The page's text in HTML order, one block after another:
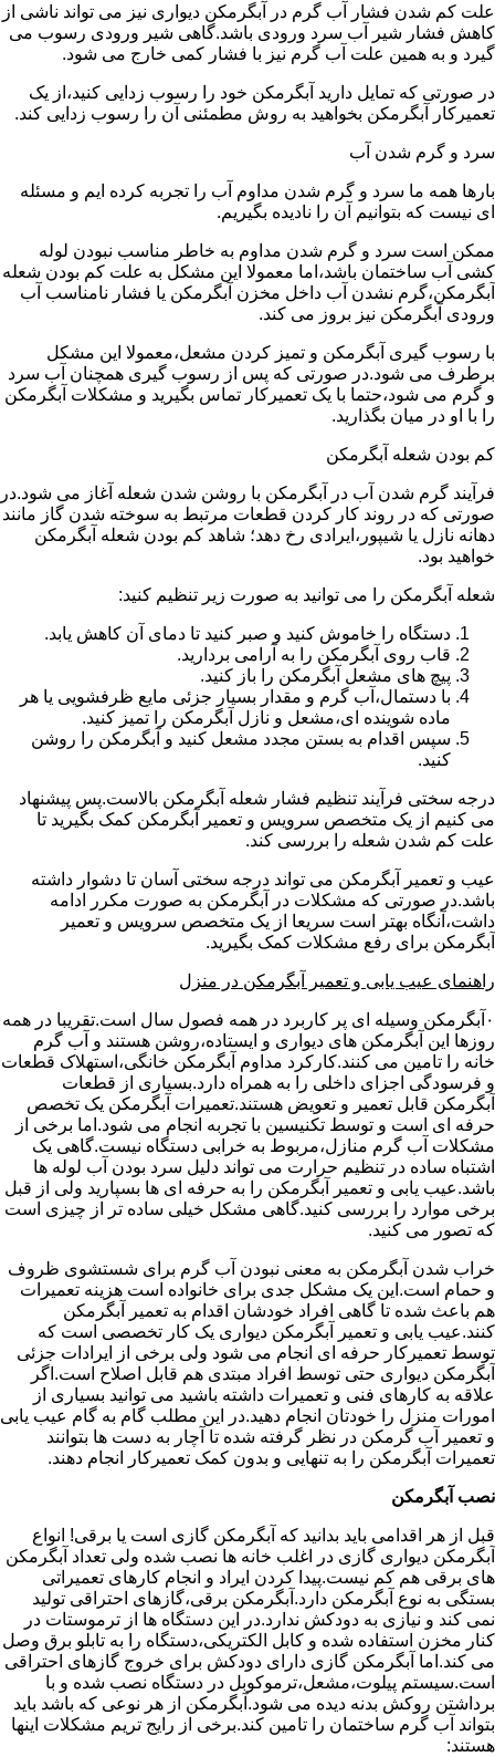
علت کم شدن فشار آب گرم در آبگرمکن دیواری نیز می تواند ناشی از
کاهش فشار شیر آب سرد ورودی باشد.گاهی شیر ورودی رسوب می
گیرد و به همین علت آب گرم نیز با فشار کمی خارج می شود.
در صورتی که تمایل دارید آبگرمکن خود را رسوب زدایی کنید،از یک
تعمیرکار آبگرمکن بخواهید به روش مطمئنی آن را رسوب زدایی کند.
سرد و گرم شدن آب
بارها همه ما سرد و گرم شدن مداوم آب را تجربه کرده ایم و مسئله
ای نیست که بتوانیم آن را نادیده بگیریم.
ممکن است سرد و گرم شدن مداوم به خاطر مناسب نبودن لوله
کشی آب ساختمان باشد،اما معمولا این مشکل به علت کم بودن شعله
آبگرمکن،گرم نشدن آب داخل مخزن آبگرمکن یا فشار نامناسب آب
ورودی آبگرمکن نیز بروز می کند.
با رسوب گیری آبگرمکن و تمیز کردن مشعل،معمولا این مشکل
برطرف می شود.در صورتی که پس از رسوب گیری همچنان آب سرد
و گرم می شود،حتما با یک تعمیرکار تماس بگیرید و مشکلات آبگرمکن
را با او در میان بگذارید.
کم بودن شعله آبگرمکن
فرآیند گرم شدن آب در آبگرمکن با روشن شدن شعله آغاز می شود.در
صورتی که در روند کار کردن قطعات مرتبط به سوخته شدن گاز مانند
دهانه نازل یا شیپور،ایرادی رخ دهد؛ شاهد کم بودن شعله آبگرمکن
خواهید بود.
شعله آبگرمکن را می توانید به صورت زیر تنظیم کنید:
دستگاه را خاموش کنید و صبر کنید تا دمای آن کاهش یابد.
قاب روی آبگرمکن را به آرامی بردارید.
پیچ های مشعل آبگرمکن را باز کنید.
با دستمال،آب گرم و مقدار بسیار جزئی مایع ظرفشویی یا هر
ماده شوینده ای،مشعل و نازل آبگرمکن را تمیز کنید.
سپس اقدام به بستن مجدد مشعل کنید و آبگرمکن را روشن
کنید.
درجه سختی فرآیند تنظیم فشار شعله آبگرمکن بالاست.پس پیشنهاد
می کنیم از یک متخصص سرویس و تعمیر آبگرمکن کمک بگیرید تا
علت کم شدن شعله را بررسی کند.
عیب و تعمیر آبگرمکن می تواند درجه سختی آسان تا دشوار داشته
باشد.در صورتی که مشکلات در آبگرمکن به صورت مکرر ادامه
داشت،آنگاه بهتر است سریعا از یک متخصص سرویس و تعمیر
آبگرمکن برای رفع مشکلات کمک بگیرید.
راهنمای عیب یابی و تعمیر آبگرمکن در منزل
۰آبگرمکن وسیله ای پر کاربرد در همه فصول سال است.تقریبا در همه
روزها این آبگرمکن های دیواری و ایستاده،روشن هستند و آب گرم
خانه را تامین می کنند.کارکرد مداوم آبگرمکن خانگی،استهلاک قطعات
و فرسودگی اجزای داخلی را به همراه دارد.بسیاری از قطعات
آبگرمکن قابل تعمیر و تعویض هستند.تعمیرات آبگرمکن یک تخصص
حرفه ای است و توسط تکنیسین با تجربه انجام می شود.اما برخی از
مشکلات آب گرم منازل،مربوط به خرابی دستگاه نیست.گاهی یک
اشتباه ساده در تنظیم حرارت می تواند دلیل سرد بودن آب لوله ها
باشد.عیب یابی و تعمیر آبگرمکن را به حرفه ای ها بسپارید ولی از قبل
برخی موارد را بررسی کنید.گاهی مشکل خیلی ساده تر از چیزی است
که تصور می کنید.
خراب شدن آبگرمکن به معنی نبودن آب گرم برای شستشوی ظروف
و حمام است.این یک مشکل جدی برای خانواده است هزینه تعمیرات
هم باعث شده تا گاهی افراد خودشان اقدام به تعمیر آبگرمکن
کنند.عیب یابی و تعمیر آبگرمکن دیواری یک کار تخصصی است که
توسط تعمیرکار حرفه ای انجام می شود ولی برخی از ایرادات جزئی
آبگرمکن دیواری حتی توسط افراد مبتدی هم قابل اصلاح است.اگر
علاقه به کارهای فنی و تعمیرات داشته باشید می توانید بسیاری از
امورات منزل را خودتان انجام دهید.در این مطلب گام به گام عیب یابی
و تعمیر آب گرمکن در نظر گرفته شده تا آچار به دست ها بتوانند
تعمیرات آبگرمکن را به تنهایی و بدون کمک تعمیرکار انجام دهند.
نصب آبگرمکن
قبل از هر اقدامی باید بدانید که آبگرمکن گازی است یا برقی! انواع
آبگرمکن دیواری گازی در اغلب خانه ها نصب شده ولی تعداد آبگرمکن
های برقی هم کم نیست.پیدا کردن ایراد و انجام کارهای تعمیراتی
بستگی به نوع آبگرمکن دارد.آبگرمکن برقی،گازهای احتراقی تولید
نمی کند و نیازی به دودکش ندارد.در این دستگاه ها از ترموستات در
کنار مخزن استفاده شده و کابل الکتریکی،دستگاه را به تابلو برق وصل
می کند.اما آبگرمکن گازی دارای دودکش برای خروج گازهای احتراقی
است.سیستم پیلوت،مشعل،ترموکوبل در دستگاه نصب شده و با
برداشتن روکش بدنه دیده می شود.آبگرمکن از هر نوعی که باشد باید
بتواند آب گرم ساختمان را تامین کند.برخی از رایج تریم مشکلات اینها
هستند: